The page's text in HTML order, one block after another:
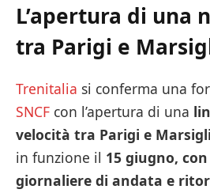
L’apertura di una
tra Parigi e
Trenitalia si conferma una
SNCF con l’apertura di una
velocità tra Parigi e
in funzione il 15 giugno,
giornaliere di andata e